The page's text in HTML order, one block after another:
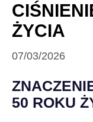
ŻYCIA
07/03/2026
50 ROKU